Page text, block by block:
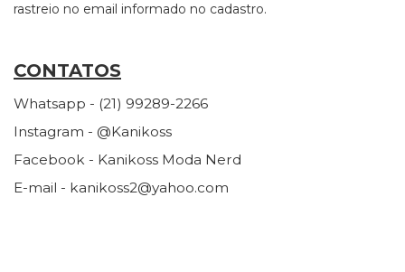
rastreio no email informado no cadastro.
CONTATOS
Whatsapp - (21) 99289-2266
Instagram - @Kanikoss
Facebook - Kanikoss Moda Nerd
E-mail - kanikoss2@yahoo.com